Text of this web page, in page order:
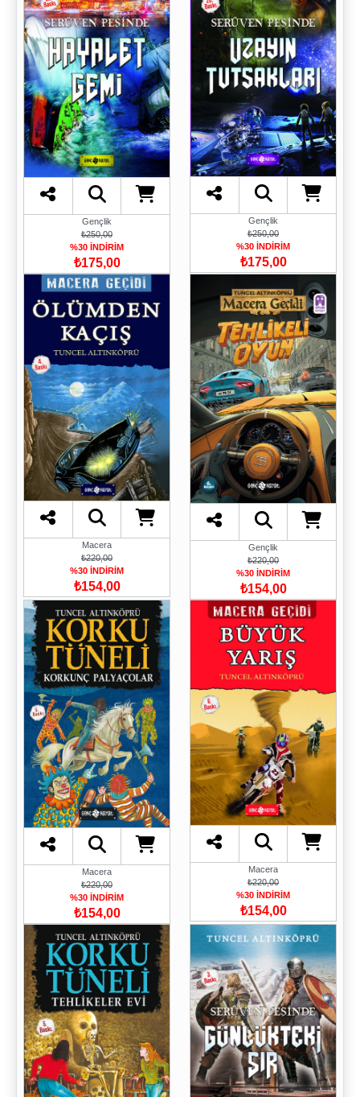
Gençlik
₺250,00
%30 İNDİRİM
₺175,00
Gençlik
₺250,00
%30 İNDİRİM
₺175,00
Macera
₺220,00
%30 İNDİRİM
₺154,00
Gençlik
₺220,00
%30 İNDİRİM
₺154,00
Macera
₺220,00
%30 İNDİRİM
₺154,00
Macera
₺220,00
%30 İNDİRİM
₺154,00